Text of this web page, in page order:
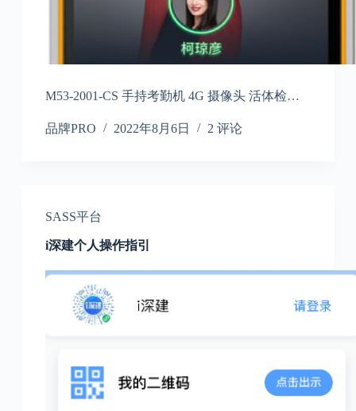
M53-2001-CS 手持考勤机 4G 摄像头 活体检…
品牌PRO 2022年8月6日 2 评论
SASS平台
i深建个人操作指引